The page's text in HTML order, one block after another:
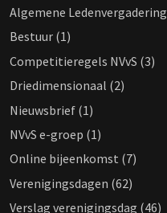
Algemene Ledenvergadering
Bestuur(1)
Competitieregels NVvS (3)
Driedimensionaal (2)
Nieuwsbrief(1)
NVvS e-groep (1)
Online bijeenkomst (7)
Verenigingsdagen (62)
Verslag verenigingsdag (46)